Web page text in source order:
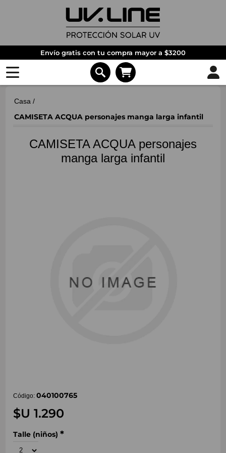
Envío gratis con tu compra mayor a $3200
Casa /
CAMISETA ACQUA personajes manga larga infantil
CAMISETA ACQUA personajes
manga larga infantil
Código: 040100765
$U 1.290
Talle (niños)*